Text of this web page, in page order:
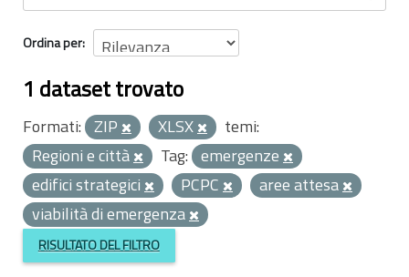
Ordina per
1 dataset trovato
Formati: ZIP XLSX
temi:
Regioni e città
Tag: emergenze
edifici strategici
PCPC
aree attesa
viabilità di emergenza
RISULTATO DEL FILTRO